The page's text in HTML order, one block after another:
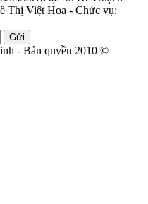
Thị Việt Hoa - Chức vụ:
Gửi
- Bản quyền 2010 ©